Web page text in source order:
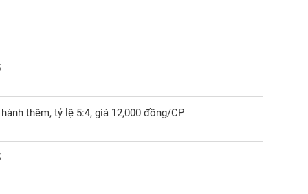
thêm, tỷ lệ 5:4, giá 12,000 đồng/CP